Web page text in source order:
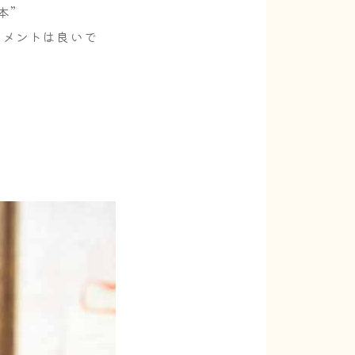
”
ントは良いで